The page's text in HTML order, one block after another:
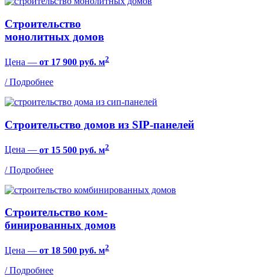
Строительство
монолитных домов
Цена — от 17 900 руб. м2
/ Подробнее
Строительство домов из SIP-панелей
Цена — от 15 500 руб. м2
/ Подробнее
Строительство ком-
бинированных домов
Цена — от 18 500 руб. м2
/ Подробнее